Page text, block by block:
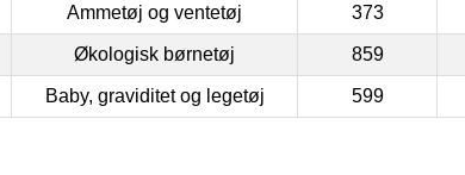
Ammetøj og ventetøj 373
Økologisk børnetøj 859
Baby, graviditet og legetøj 599